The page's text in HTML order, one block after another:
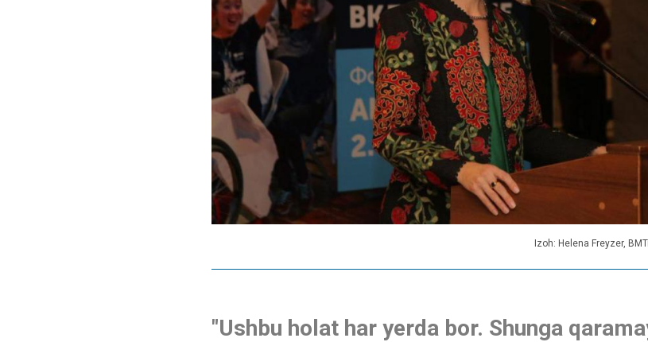
Izoh: Helena Freyzer,
"Ushbu holat har yerda bor. Shunga